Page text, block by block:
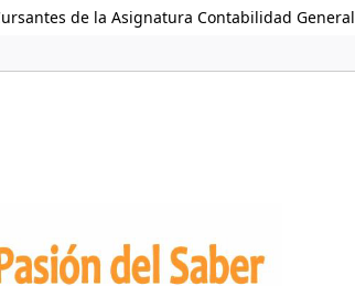
de la Asignatura Contabilidad General